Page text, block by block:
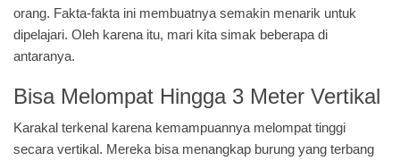
orang. Fakta-fakta ini membuatnya semakin menarik untuk
dipelajari. Oleh karena itu, mari kita simak beberapa di
antaranya.
Bisa Melompat Hingga 3 Meter Vertikal
Karakal terkenal karena kemampuannya melompat tinggi
secara vertikal. Mereka bisa menangkap burung yang terbang